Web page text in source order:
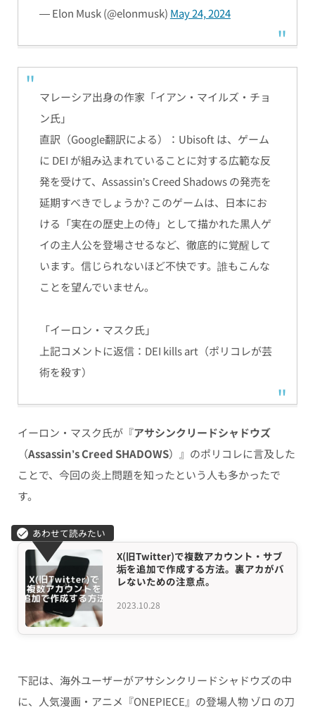
— Elon Musk (@elonmusk) May 24, 2024
マレーシア出身の作家 「イアン・マイルズ・チョ
ン氏」
直訳（Google翻訳による）： Ubisoft は、ゲーム
に DEI が組み込まれていることに対する広範な反
発を受けて、Assassin’s Creed Shadows の発売を
延期すべきでしょうか? このゲームは、日本にお
ける「実在の歴史上の侍」として描かれた黒人ゲ
イの主人公を登場させるなど、徹底的に覚醒して
います。信じられないほど不快です。誰もこんな
ことを望んでいません。
「イーロン・マスク氏」
上記コメントに返信： DEI kills art（ポリコレが芸
術を殺す）
イーロン・マスク氏が『アサシンクリードシャドウズ
（Assassin’s Creed SHADOWS）』のポリコレに言及した
ことで、今回の炎上問題を知ったという人も多かったで
す。
2023.10.28
X(旧Twitter)で複数アカウント・サブ
垢を追加で作成する方法。裏アカがバ
レないための注意点。
下記は、海外ユーザーがアサシンクリードシャドウズの中
に、人気漫画・アニメ『ONEPIECE』の登場人物 ゾロ の刀